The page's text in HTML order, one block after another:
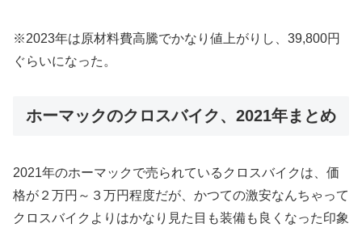
※2023年は原材料費高騰でかなり値上がりし、39,800円
ぐらいになった。
ホーマックのクロスバイク、2021年まとめ
2021年のホーマックで売られているクロスバイクは、価
格が２万円～３万円程度だが、かつての激安なんちゃって
クロスバイクよりはかなり見た目も装備も良くなった印象